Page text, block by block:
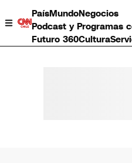
PaísMundoNegocios
Podcast y Programas
Futuro 360Cultura